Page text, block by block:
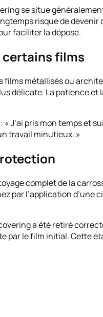
se situe
risque de
faciliter la dépose.
films
films métallisés ou
délicate. La patience
J’ai pris mon temps et
travail minutieux. »
complet de la
par l’application d’une
a été retiré
par le film initial. Cette